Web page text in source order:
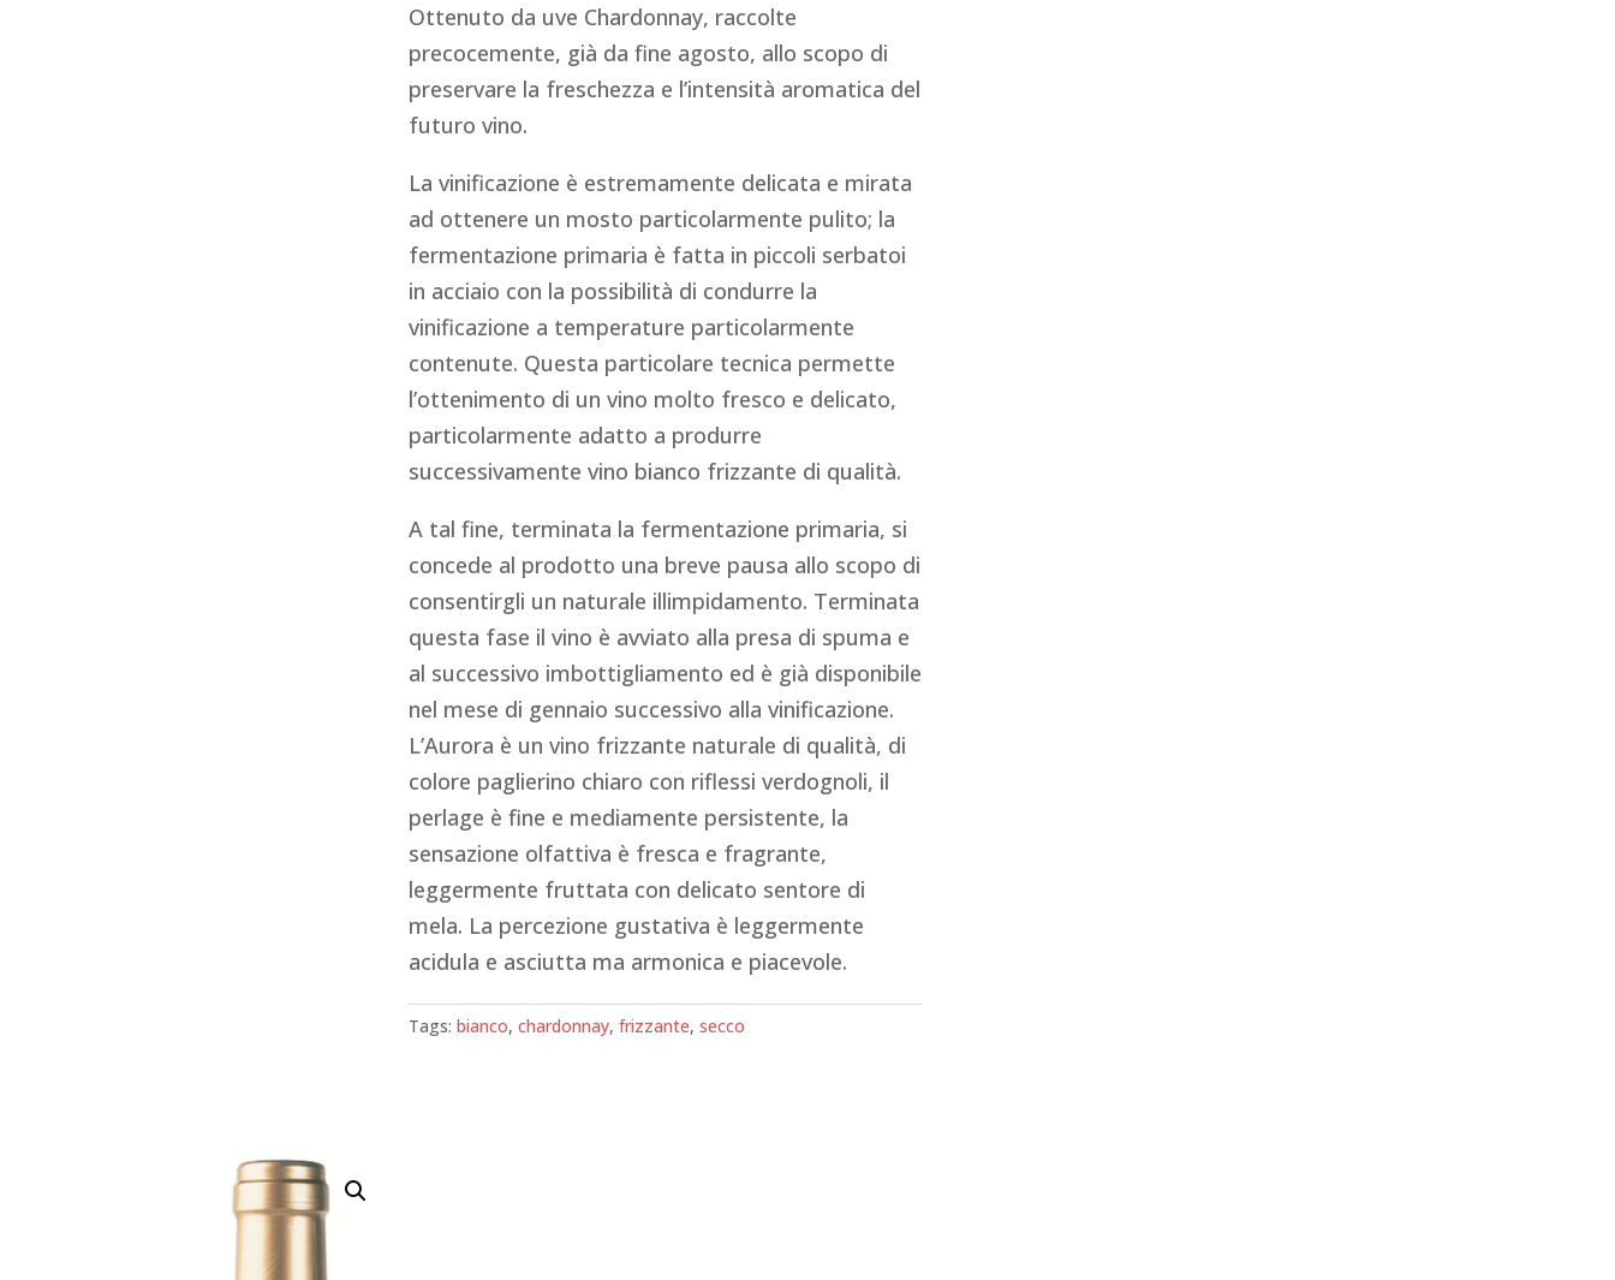
Ottenuto da uve Chardonnay, raccolte
precocemente, già da fine agosto, allo scopo di
preservare la freschezza e l’intensità aromatica del
futuro vino.
La vinificazione è estremamente delicata e mirata
ad ottenere un mosto particolarmente pulito; la
fermentazione primaria è fatta in piccoli serbatoi
in acciaio con la possibilità di condurre la
vinificazione a temperature particolarmente
contenute. Questa particolare tecnica permette
l’ottenimento di un vino molto fresco e delicato,
particolarmente adatto a produrre
successivamente vino bianco frizzante di qualità.
A tal fine, terminata la fermentazione primaria, si
concede al prodotto una breve pausa allo scopo di
consentirgli un naturale illimpidamento. Terminata
questa fase il vino è avviato alla presa di spuma e
al successivo imbottigliamento ed è già disponibile
nel mese di gennaio successivo alla vinificazione.
L’Aurora è un vino frizzante naturale di qualità, di
colore paglierino chiaro con riflessi verdognoli, il
perlage è fine e mediamente persistente, la
sensazione olfattiva è fresca e fragrante,
leggermente fruttata con delicato sentore di
mela. La percezione gustativa è leggermente
acidula e asciutta ma armonica e piacevole.
Tags:bianco,chardonnay,frizzante,secco